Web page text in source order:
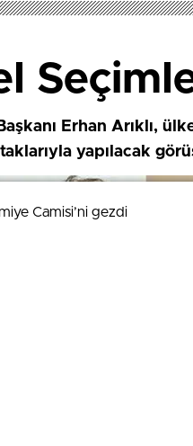
Camisi’ni gezdi
Erhan Arıklı,
yapılacak
Camisi’ni gezdi